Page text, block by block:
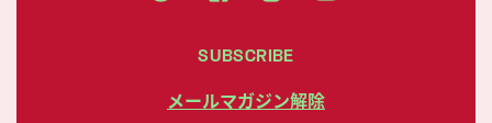
SUBSCRIBE
メールマガジン解除